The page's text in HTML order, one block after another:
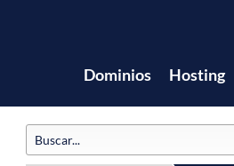
Dominios Hosting